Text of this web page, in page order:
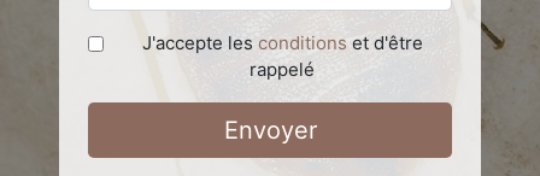
J'accepte les conditions et d'être
rappelé
Envoyer